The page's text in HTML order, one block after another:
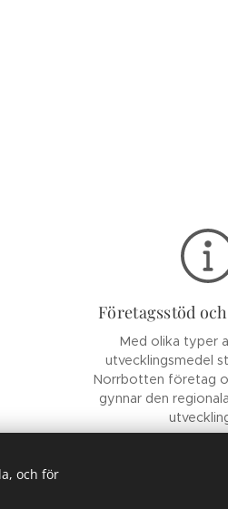
Företagsstöd
Med olika typer
utvecklingsmedel
Norrbotten företag
gynnar den
och för